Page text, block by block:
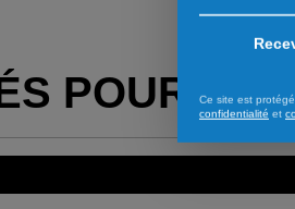
POUR Ce site est
confidentialité et